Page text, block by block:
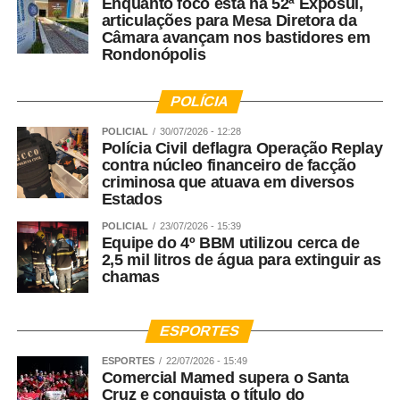
demandas do Núcleo?
Rosana Leite – A criação do Nudem aconteceu em 2014,
advento da LMP. A DPEMT foi uma das primeiras do
a partir de 2014. Nacionalmente a Defensoria Pública fez
questão de ampliar o atendimento das mulheres. A LMP
foi tão de vanguarda que ela trouxe a necessidade das
Varas de Justiça, dos Juizados dentro do Poder Judiciário
e dentro da Defensoria Pública de termos núcleos de
atendimento especializados. Tivemos o aumento das
Delegacias Especializadas e toda essa gama do Sistema
de Justiça ajuda no amparo das mulheres em forma de
atendimento. Aqui na Defensoria Pública nós fizemos
questão de ampliar esse atendimento. Nós não
atendemos apenas mulheres vítimas de violência, nós
Enquanto foco está na 52ª Exposul,
articulações para Mesa Diretora da
Câmara avançam nos bastidores em
Rondonópolis
POLÍCIA
POLICIAL 30/07/2026 - 12:28
Polícia Civil deflagra Operação Replay
contra núcleo financeiro de facção
criminosa que atuava em diversos
Estados
POLICIAL 23/07/2026 - 15:39
Equipe do 4º BBM utilizou cerca de
2,5 mil litros de água para extinguir as
chamas
ESPORTES
ESPORTES 22/07/2026 - 15:49
Comercial Mamed supera o Santa
Cruz e conquista o título do